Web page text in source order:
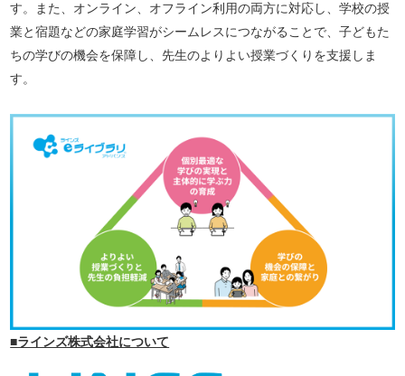
す。また、オンライン、オフライン利用の両方に対応し、学校の授
業と宿題などの家庭学習がシームレスにつながることで、子どもた
ちの学びの機会を保障し、先生のよりよい授業づくりを支援しま
す。
■ラインズ株式会社について